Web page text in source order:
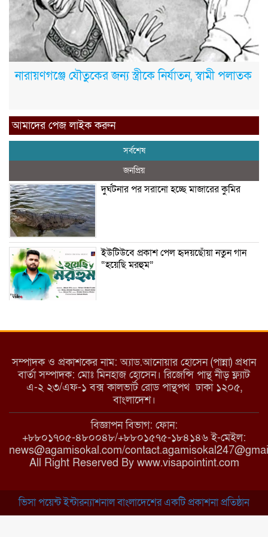
নারায়ণগঞ্জে যৌতুকের জন্য স্ত্রীকে নির্যাতন, স্বামী পলাতক
আমাদের পেজ লাইক করুন
সর্বশেষ
জনপ্রিয়
দুর্ঘটনার পর সরানো হচ্ছে মাজারের কুমির
ইউটিউবে প্রকাশ পেল হৃদয়ছোঁয়া নতুন গান
“হয়েছি মরহুম”
নেশা
মাধবপুরে কমিউনিটি ক্লিনিকে অনিয়মের
অভিযোগ
রাজবাড়ী: বালিয়াকান্দিতে কিশোরীর ঝুলন্ত
মরদেহ উদ্ধার
সম্পাদক ও প্রকাশকের নাম: অ্যাড.আনোয়ার হোসেন (পান্না) প্রধান
বার্তা সম্পাদক: মোঃ মিনহাজ হোসেন। রিজেন্সি পান্থ নীড় ফ্ল্যাট
এ-২ ২৩/এফ-১ বক্স কালভার্ট রোড পান্থপথ ঢাকা ১২০৫,
বাংলাদেশ।
বিজ্ঞাপন বিভাগ: ফোন:
+৮৮০১৭০৫-৪৮০০৪৮/+৮৮০১৫৭৫-১৮৪১৪৬ ই-মেইল:
news@agamisokal.com/
All Right Reserved By www.visapointint.com
ভিসা পয়েন্ট ইন্টারন্যাশনাল বাংলাদেশের একটি প্রকাশনা প্রতিষ্ঠান